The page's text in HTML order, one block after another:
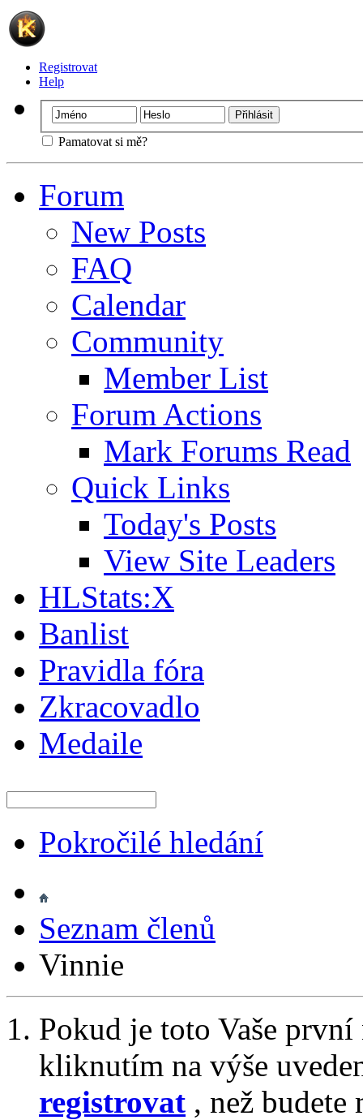
Registrovat
Help
Pamatovat si mě?
Forum
New Posts
FAQ
Calendar
Community
Member List
Forum Actions
Mark Forums Read
Quick Links
Today's Posts
View Site Leaders
HLStats:X
Banlist
Pravidla fóra
Zkracovadlo
Medaile
Pokročilé hledání
Seznam členů
Vinnie
Pokud je toto Vaše
kliknutím na výše
registrovat , než